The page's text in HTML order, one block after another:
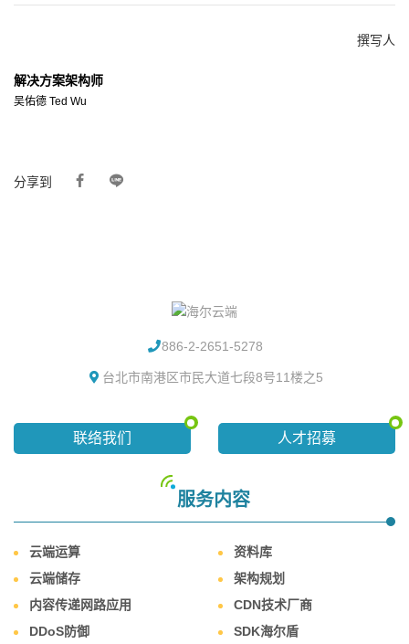
撰写人
解决方案架构师
吴佑德 Ted Wu
分享到
886-2-2651-5278
台北市南港区市民大道七段8号11楼之5
联络我们 人才招募
服务内容
云端运算
资料库
云端储存
架构规划
内容传递网路应用
CDN技术厂商
DDoS防御
SDK海尔盾